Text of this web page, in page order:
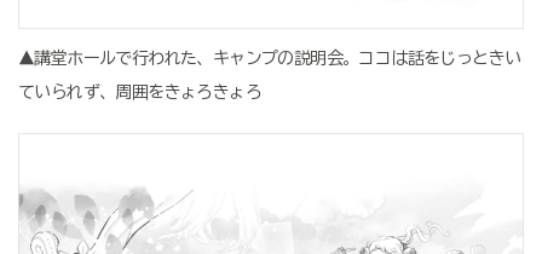
▲講堂ホールで行われた、キャンプの説明会。ココは話をじっときい
ていられず、周囲をきょろきょろ